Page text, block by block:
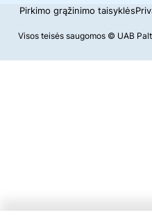
Visos teisės saugomos © UAB
Pirkimo grąžinimo taisyklės